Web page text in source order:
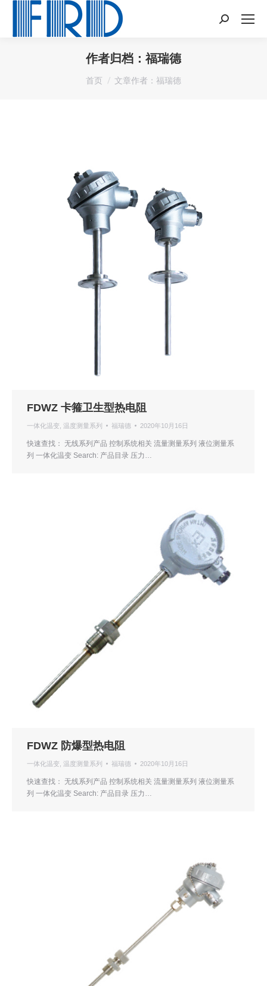
Search:
作者归档：福瑞德
首页 文章作者：福瑞德
FDWZ 卡箍卫生型热电阻
一体化温变 温度测量系列 福瑞德 2020年10月16日
快速查找： 无线系列产品 控制系统相关 流量测量系列 液位测量系
列 一体化温变 Search: 产品目录 压力…
FDWZ 防爆型热电阻
一体化温变 温度测量系列 福瑞德 2020年10月16日
快速查找： 无线系列产品 控制系统相关 流量测量系列 液位测量系
列 一体化温变 Search: 产品目录 压力…